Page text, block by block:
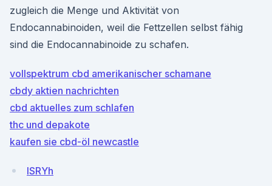
zugleich die Menge und Aktivität von
Endocannabinoiden, weil die Fettzellen selbst fähig
sind die Endocannabinoide zu schafen.
vollspektrum cbd amerikanischer schamane
cbdy aktien nachrichten
cbd aktuelles zum schlafen
thc und depakote
kaufen sie cbd-öl newcastle
ISRYh